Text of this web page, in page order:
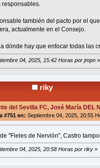
responsables.
también del pacto por el
actualmente en el Consejo.
dónde hay que enfocar todas las
04, 2025, 15:42 Horas por jmpn »
riky
del Sevilla FC, José María DEL
#751 en: Septiembre 04, 2025, 20:55
"Fieles de Nervión", Castro
04, 2025, 20:58 Horas por riky »